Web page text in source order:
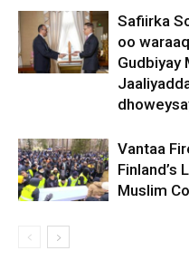
Safiirka
oo
Gudbiyay
Vantaa
Finland’s
Muslim